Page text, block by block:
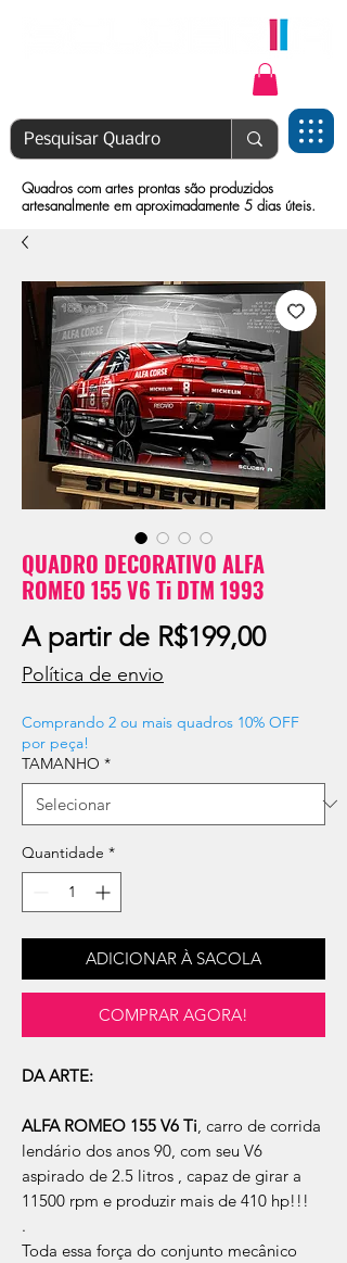
Quadros com artes prontas são produzidos
artesanalmente em aproximadamente 5 dias úteis.
QUADRO DECORATIVO ALFA
ROMEO 155 V6 Ti DTM 1993
A partir de R$199,00Preço
Política de envio
Comprando 2 ou mais quadros 10% OFF
por peça!
TAMANHO *
Quantidade *
ADICIONAR À SACOLA
COMPRAR AGORA!
DA ARTE:
ALFA ROMEO 155 V6 Ti, carro de corrida
lendário dos anos 90, com seu V6
aspirado de 2.5 litros , capaz de girar a
11500 rpm e produzir mais de 410 hp!!!
.
Toda essa força do conjunto mecânico